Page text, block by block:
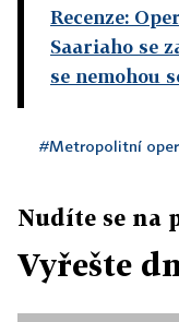
Recenze:
Saariaho se
se nemohou
#Metropolitní
Nudíte se na
Vyřešte